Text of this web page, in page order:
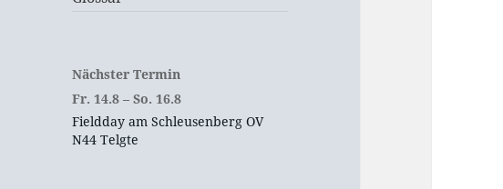
Nächster Termin
Fr. 14.8 –So. 16.8
Fieldday am Schleusenberg OV
N44 Telgte